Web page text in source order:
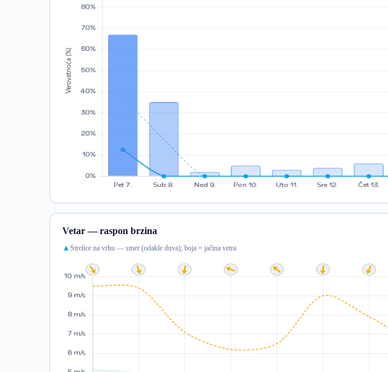
Vetar — raspon brzina
▲Strelice na vrhu — smer (odakle duva); boja = jačina vetra